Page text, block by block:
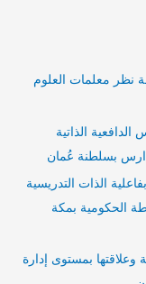
نظر معلمات العلوم
الذاتية
بسلطنة عُمان
الذات التدريسية
الحكومية بمكة
بمستوى إدارة